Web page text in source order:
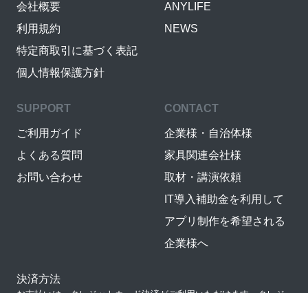
会社概要
利用規約
特定商取引に基づく表記
個人情報保護方針
ANYLIFE
NEWS
SUPPORT
ご利用ガイド
よくある質問
お問い合わせ
CONTACT
企業様・自治体様
家具関連会社様
取材・講演依頼
IT導入補助金を利用して
アプリ制作を希望される
企業様へ
決済方法